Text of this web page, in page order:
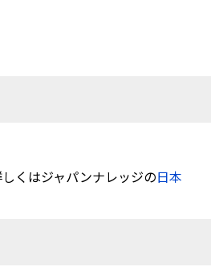
くはジャパンナレッジの日本